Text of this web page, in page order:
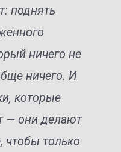
поднять
ничего не
ничего. И
которые
— они делают
чтобы только